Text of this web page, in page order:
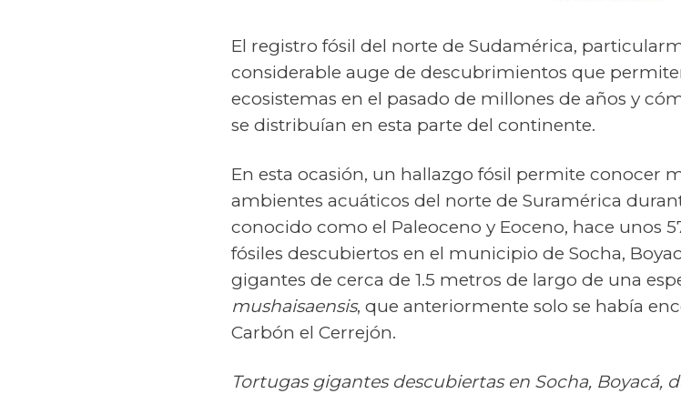
El registro fósil del norte de Sudamérica,
considerable auge de descubrimientos que
ecosistemas en el pasado de millones de años y
se distribuían en esta parte del continente.
En esta ocasión, un hallazgo fósil permite conocer
ambientes acuáticos del norte de Suramérica
conocido como el Paleoceno y Eoceno, hace unos
fósiles descubiertos en el municipio de Socha,
gigantes de cerca de 1.5 metros de largo de una
mushaisaensis, que anteriormente solo se había
Carbón el Cerrejón.
Tortugas gigantes descubiertas en Socha, Boyacá,